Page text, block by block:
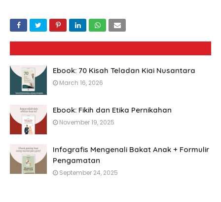
Ebook: 70 Kisah Teladan Kiai Nusantara
March 16, 2026
Ebook: Fikih dan Etika Pernikahan
November 19, 2025
Infografis Mengenali Bakat Anak + Formulir
Pengamatan
September 24, 2025